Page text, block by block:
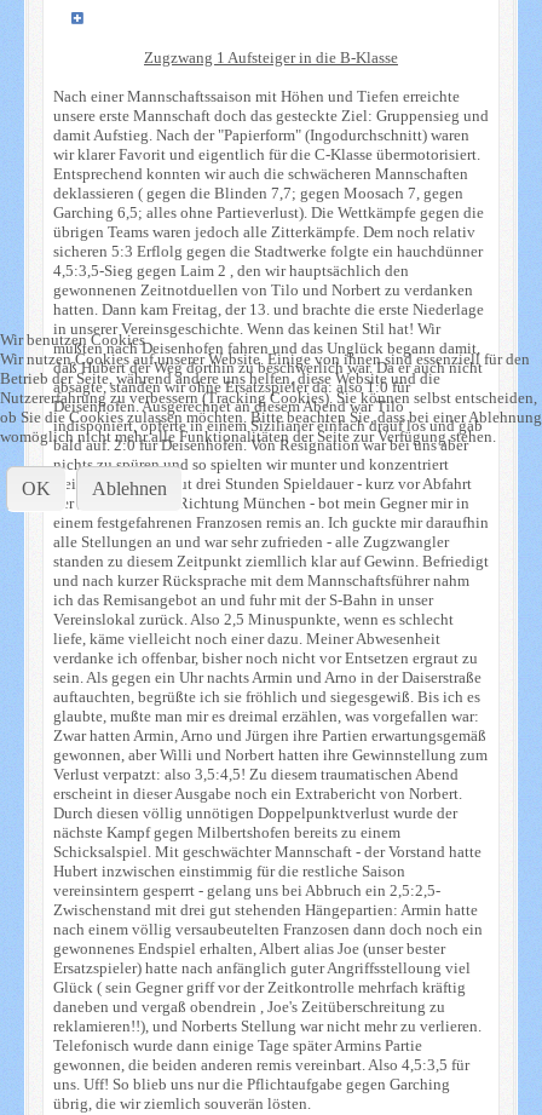
Zugzwang 1 Aufsteiger in die B-Klasse
Nach einer Mannschaftssaison mit Höhen und Tiefen erreichte
unsere erste Mannschaft doch das gesteckte Ziel: Gruppensieg und
damit Aufstieg. Nach der "Papierform" (Ingodurchschnitt) waren
wir klarer Favorit und eigentlich für die C-Klasse übermotorisiert.
Entsprechend konnten wir auch die schwächeren Mannschaften
deklassieren ( gegen die Blinden 7,7; gegen Moosach 7, gegen
Garching 6,5; alles ohne Partieverlust). Die Wettkämpfe gegen die
übrigen Teams waren jedoch alle Zitterkämpfe. Dem noch relativ
sicheren 5:3 Erflolg gegen die Stadtwerke folgte ein hauchdünner
4,5:3,5-Sieg gegen Laim 2 , den wir hauptsächlich den
gewonnenen Zeitnotduellen von Tilo und Norbert zu verdanken
hatten. Dann kam Freitag, der 13. und brachte die erste Niederlage
in unserer Vereinsgeschichte. Wenn das keinen Stil hat! Wir
mußten nach Deisenhofen fahren und das Unglück begann damit,
daß Hubert der Weg dorthin zu beschwerlich war. Da er auch nicht
absagte, standen wir ohne Ersatzspieler da: also 1:0 für
Deisenhofen. Ausgerechnet an diesem Abend war Tilo
indisponiert, opferte in einem Sizilianer einfach drauf los und gab
bald auf. 2:0 für Deisenhofen. Von Resignation war bei uns aber
nichts zu spüren und so spielten wir munter und konzentriert
weiter. Etwa nach gut drei Stunden Spieldauer - kurz vor Abfahrt
der letzten S-Bahn Richtung München - bot mein Gegner mir in
einem festgefahrenen Franzosen remis an. Ich guckte mir daraufhin
alle Stellungen an und war sehr zufrieden - alle Zugzwangler
standen zu diesem Zeitpunkt ziemllich klar auf Gewinn. Befriedigt
und nach kurzer Rücksprache mit dem Mannschaftsführer nahm
ich das Remisangebot an und fuhr mit der S-Bahn in unser
Vereinslokal zurück. Also 2,5 Minuspunkte, wenn es schlecht
liefe, käme vielleicht noch einer dazu. Meiner Abwesenheit
verdanke ich offenbar, bisher noch nicht vor Entsetzen ergraut zu
sein. Als gegen ein Uhr nachts Armin und Arno in der Daiserstraße
auftauchten, begrüßte ich sie fröhlich und siegesgewiß. Bis ich es
glaubte, mußte man mir es dreimal erzählen, was vorgefallen war:
Zwar hatten Armin, Arno und Jürgen ihre Partien erwartungsgemäß
gewonnen, aber Willi und Norbert hatten ihre Gewinnstellung zum
Verlust verpatzt: also 3,5:4,5! Zu diesem traumatischen Abend
erscheint in dieser Ausgabe noch ein Extrabericht von Norbert.
Durch diesen völlig unnötigen Doppelpunktverlust wurde der
nächste Kampf gegen Milbertshofen bereits zu einem
Schicksalspiel. Mit geschwächter Mannschaft - der Vorstand hatte
Hubert inzwischen einstimmig für die restliche Saison
vereinsintern gesperrt - gelang uns bei Abbruch ein 2,5:2,5-
Zwischenstand mit drei gut stehenden Hängepartien: Armin hatte
nach einem völlig versaubeutelten Franzosen dann doch noch ein
gewonnenes Endspiel erhalten, Albert alias Joe (unser bester
Ersatzspieler) hatte nach anfänglich guter Angriffsstelloung viel
Glück ( sein Gegner griff vor der Zeitkontrolle mehrfach kräftig
daneben und vergaß obendrein , Joe's Zeitüberschreitung zu
reklamieren!!), und Norberts Stellung war nicht mehr zu verlieren.
Telefonisch wurde dann einige Tage später Armins Partie
gewonnen, die beiden anderen remis vereinbart. Also 4,5:3,5 für
uns. Uff! So blieb uns nur die Pflichtaufgabe gegen Garching
übrig, die wir ziemlich souverän lösten.
Wir benutzen Cookies
Wir nutzen Cookies auf unserer Website. Einige von ihnen sind essenziell für den
Betrieb der Seite, während andere uns helfen, diese Website und die
Nutzererfahrung zu verbessern (Tracking Cookies). Sie können selbst entscheiden,
ob Sie die Cookies zulassen möchten. Bitte beachten Sie, dass bei einer Ablehnung
womöglich nicht mehr alle Funktionalitäten der Seite zur Verfügung stehen.
OK Ablehnen